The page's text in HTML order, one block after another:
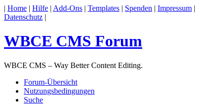
| Home | Hilfe | Add-Ons | Templates | Spenden | Impressum |
Datenschutz |
WBCE CMS Forum
WBCE CMS – Way Better Content Editing.
Forum-Übersicht
Nutzungsbedingungen
Suche